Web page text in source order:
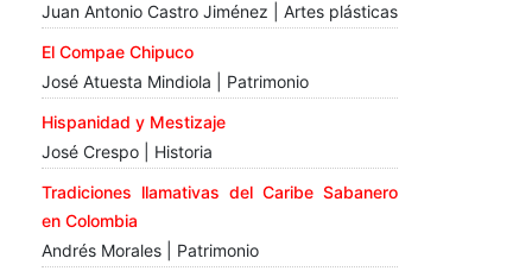
Juan Antonio Castro Jiménez | Artes plásticas
El Compae Chipuco
José Atuesta Mindiola | Patrimonio
Hispanidad y Mestizaje
José Crespo | Historia
Tradiciones llamativas del Caribe Sabanero
en Colombia
Andrés Morales | Patrimonio